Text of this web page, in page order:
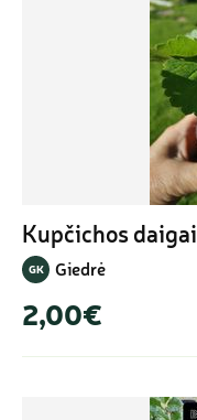
Kupčichos daigai
GK Giedrė
2,00€